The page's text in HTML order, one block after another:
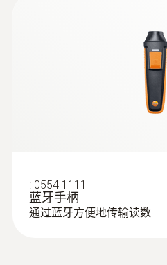
: 0554 1111
蓝牙手柄
通过蓝牙方便地传输读数